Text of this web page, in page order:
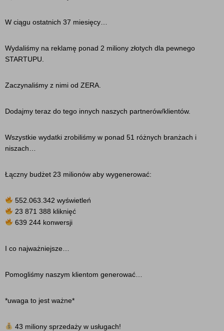
W ciągu ostatnich 37 miesięcy…
Wydaliśmy na reklamę ponad 2 miliony złotych dla pewnego
STARTUPU.
Zaczynaliśmy z nimi od ZERA.
Dodajmy teraz do tego innych naszych partnerów/klientów.
Wszystkie wydatki zrobiliśmy w ponad 51 różnych branżach i
niszach…
Łączny budżet 23 milionów aby wygenerować:
552.063.342 wyświetleń
23 871 388 kliknięć
639 244 konwersji
I co najważniejsze…
Pomogliśmy naszym klientom generować…
*uwaga to jest ważne*
43 miliony sprzedaży w usługach!